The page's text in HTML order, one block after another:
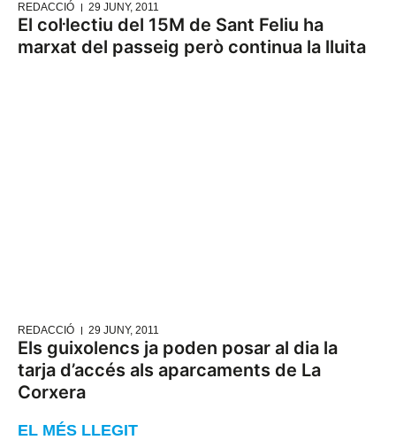
REDACCIÓ 29 JUNY, 2011
El col·lectiu del 15M de Sant Feliu ha
marxat del passeig però continua la lluita
REDACCIÓ 29 JUNY, 2011
Els guixolencs ja poden posar al dia la
tarja d’accés als aparcaments de La
Corxera
EL MÉS LLEGIT